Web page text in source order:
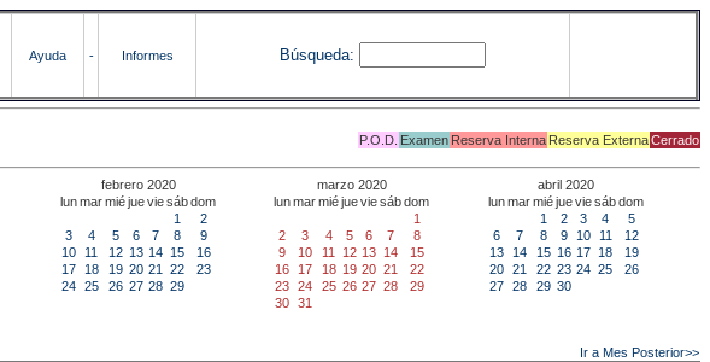
Ayuda - Informes Búsqueda:
P.O.D. Examen Reserva Interna Reserva ExternaCerrado
febrero 2020
lunmarmiéjueviesábdom
1
2
3
4 5 6 7 8
9
10
11 12 13 14 15
16
17
18 19 20 21 22
23
24 25 26 27 28 29
marzo 2020
lunmarmiéjueviesábdom
1
2
3 4 5 6 7
8
9
10 11 12 13 14
15
16
17 18 19 20 21
22
23 24 25 26 27 28
29
30 31
abril 2020
lunmarmiéjueviesábdom
1
2 3 4
5
6
7 8 9 10 11
12
13
14 15 16 17 18
19
20 21 22 23 24 25
26
27 28 29 30
Ir a Mes Posterior>>